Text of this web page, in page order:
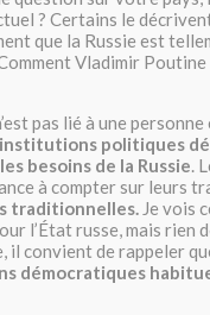
? Certains le
que la Russie est
Vladimir
pas lié à une
institutions politiques
besoins de la Russie.
à compter sur leurs
traditionnelles. Je vois
l’État russe, mais rien
convient de rappeler
démocratiques